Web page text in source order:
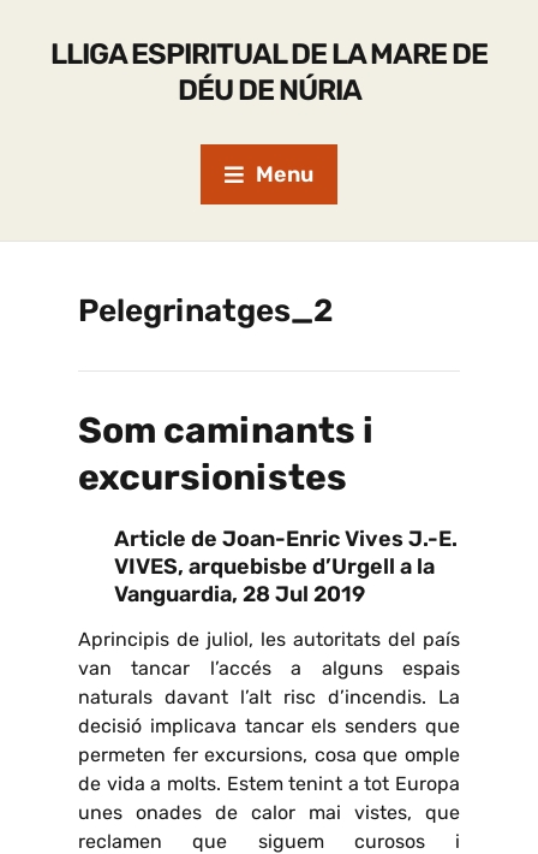
LLIGA ESPIRITUAL DE LA MARE DE
DÉU DE NÚRIA
Menu
Pelegrinatges_2
Som caminants i
excursionistes
Article de Joan-Enric Vives J.-E.
VIVES, arquebisbe d’Urgell a la
Vanguardia, 28 Jul 2019
Aprincipis de juliol, les autoritats del país
van tancar l’accés a alguns espais
naturals davant l’alt risc d’incendis. La
decisió implicava tancar els senders que
permeten fer excursions, cosa que omple
de vida a molts. Estem tenint a tot Europa
unes onades de calor mai vistes, que
reclamen que siguem curosos i